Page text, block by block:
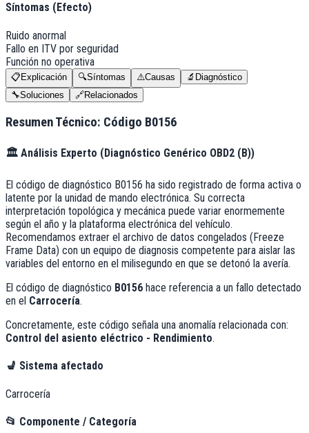
Síntomas (Efecto)
Ruido anormal
Fallo en ITV por seguridad
Función no operativa
📋 Explicación 🔍Síntomas ⚠️Causas 🔬 Diagnóstico
🔧Soluciones 🔗Relacionados
Resumen Técnico: Código B0156
🏛️ Análisis Experto (Diagnóstico Genérico OBD2 (B))
El código de diagnóstico B0156 ha sido registrado de forma activa o
latente por la unidad de mando electrónica. Su correcta
interpretación topológica y mecánica puede variar enormemente
según el año y la plataforma electrónica del vehículo.
Recomendamos extraer el archivo de datos congelados (Freeze
Frame Data) con un equipo de diagnosis competente para aislar las
variables del entorno en el milisegundo en que se detonó la avería.
El código de diagnóstico B0156 hace referencia a un fallo detectado
en el Carrocería.
Concretamente, este código señala una anomalía relacionada con:
Control del asiento eléctrico - Rendimiento.
💺 Sistema afectado
Carrocería
📂 Componente / Categoría